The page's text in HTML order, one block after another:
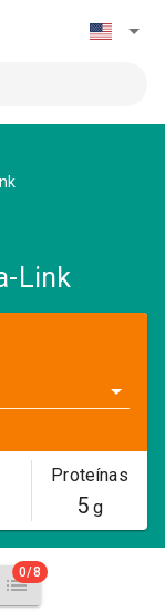
Link
Proteínas
5g
0/8